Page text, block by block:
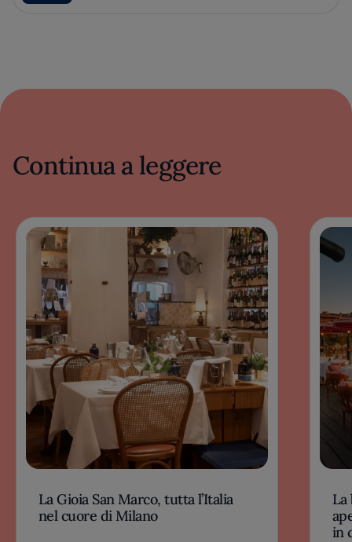
Continua a leggere
La Gioia San Marco, tutta l’Italia
nel cuore di Milano
La
in